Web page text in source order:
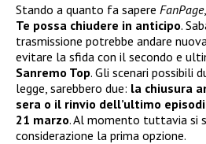
Stando a quanto fa sapere FanPage,
Te possa chiudere in anticipo.
trasmissione potrebbe andare
evitare la sfida con il secondo e
Sanremo Top. Gli scenari possibili
legge, sarebbero due: la chiusura
sera o il rinvio dell’ultimo
21 marzo. Al momento tuttavia si
considerazione la prima opzione.